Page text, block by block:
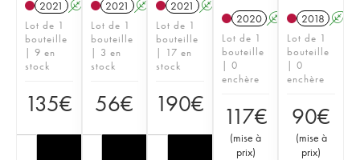
2021 A
Lot de 1
bouteille
| 9 en
stock
135€
2021 A
Lot de 1
bouteille
| 3 en
stock
56€
2021
A
Lot de 1
bouteille
| 17 en
stock
190€
2020 A
Lot de 1
bouteille
| 0
enchère
117€
(mise à
prix)
2018 A
Lot de 1
bouteille
| 0
enchère
90€
(mise à
prix)